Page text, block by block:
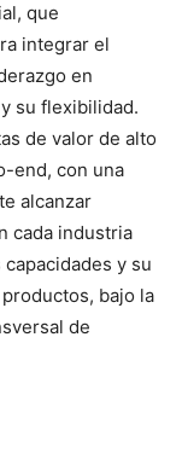
que
integrar el
en
su flexibilidad.
de valor de alto
end, con una
alcanzar
cada industria
y su
bajo la
de